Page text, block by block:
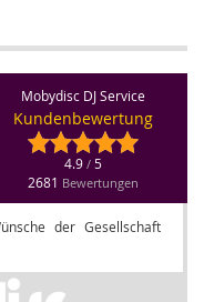
Mobydisc DJ Service
Kundenbewertung
4.9 / 5
2681 Bewertungen
der Gesellschaft